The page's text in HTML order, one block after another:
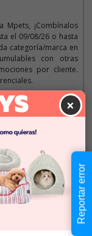
¡Combínalos
el 09/08/26 o hasta
categoría/marca en
con otras
por cliente.
Cantidad:
+
×
Reportar error